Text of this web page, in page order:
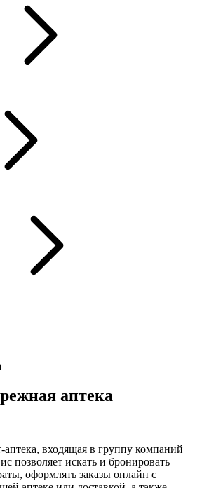
аптека
аптека, входящая в группу компаний
позволяет искать и бронировать
оформлять заказы онлайн с